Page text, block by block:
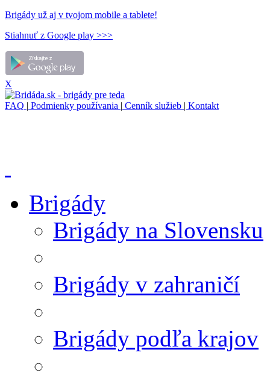
Brigády už aj v tvojom mobile a tablete!
Stiahnuť z Google play >>>
X
FAQ | Podmienky používania | Cenník služieb | Kontakt
Brigády
Brigády na Slovensku
Brigády v zahraničí
Brigády podľa krajov